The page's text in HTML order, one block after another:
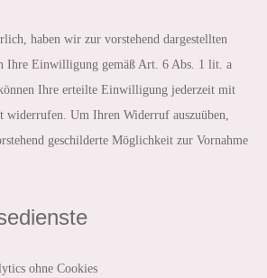
haben wir zur vorstehend dargestellten
Ihre Einwilligung gemäß Art. 6 Abs. 1 lit. a
Ihre erteilte Einwilligung jederzeit mit
Um Ihren Widerruf auszuüben,
geschilderte Möglichkeit zur Vornahme
ohne Cookies